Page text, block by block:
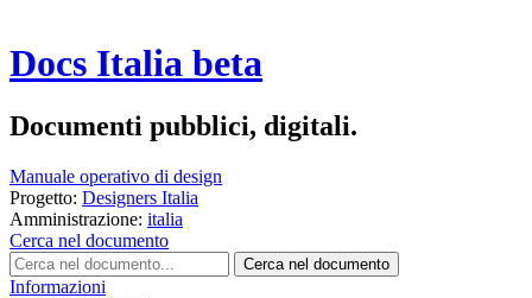
Docs Italia beta
Documenti pubblici, digitali.
Manuale operativo di design
Progetto: Designers Italia
Amministrazione: italia
Cerca nel documento
Cerca nel documento
Informazioni